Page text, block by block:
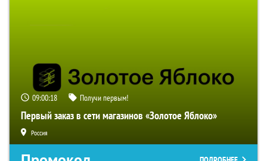
09:00:17 Получи первым!
Первый заказ в сети магазинов «Золотое Яблоко»
Россия